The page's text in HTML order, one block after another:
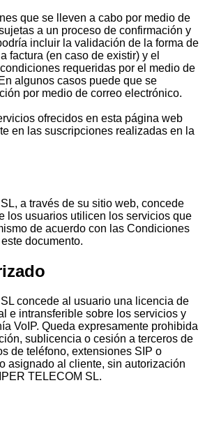
que se lleven a cabo por medio de
a un proceso de confirmación y
incluir la validación de la forma de
factura (en caso de existir) y el
requeridas por el medio de
algunos casos puede que se
por medio de correo electrónico.
ofrecidos en esta página web
en las suscripciones realizadas en la
a través de su sitio web, concede
los usuarios utilicen los servicios que
de acuerdo con las Condiciones
documento.
concede al usuario una licencia de
e intransferible sobre los servicios y
VoIP. Queda expresamente prohibida
sublicencia o cesión a terceros de
de teléfono, extensiones SIP o
asignado al cliente, sin autorización
TELECOM SL.